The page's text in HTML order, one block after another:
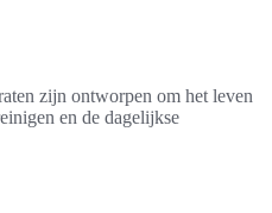
zijn ontworpen om het leven
en de dagelijkse